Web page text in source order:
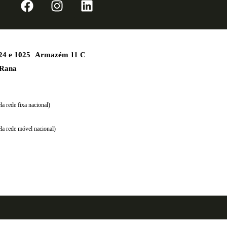
e 1025 Armazém 11 C
rede fixa nacional)
rede móvel nacional)